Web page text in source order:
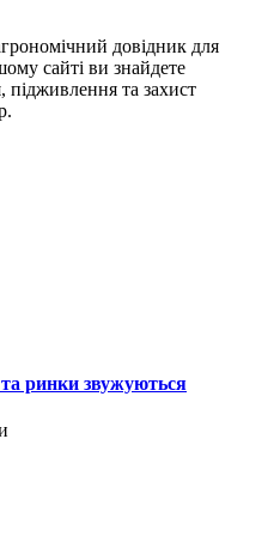
довідник для
сайті ви знайдете
та захист
та ринки звужуються